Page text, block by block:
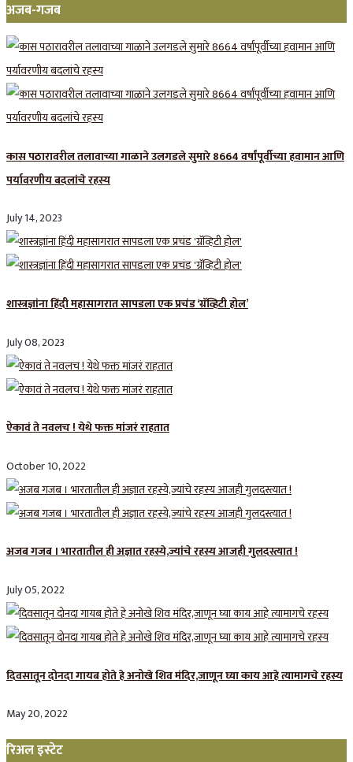
अजब-गजब
कास पठारावरील तलावाच्या गाळाने उलगडले सुमारे 8664 वर्षांपूर्वीच्या हवामान आणि
पर्यावरणीय बदलांचे रहस्य
July 14, 2023
शास्त्रज्ञांना हिंदी महासागरात सापडला एक प्रचंड ‘ग्रॅव्हिटी होल’
July 08, 2023
ऐकावं ते नवलच ! येथे फक्त मांजरं राहतात
October 10, 2022
अजब गजब । भारतातील ही अज्ञात रहस्ये,ज्यांचे रहस्य आजही गुलदस्त्यात !
July 05, 2022
दिवसातून दोनदा गायब होते हे अनोखे शिव मंदिर,जाणून घ्या काय आहे त्यामागचे रहस्य
May 20, 2022
रिअल इस्टेट